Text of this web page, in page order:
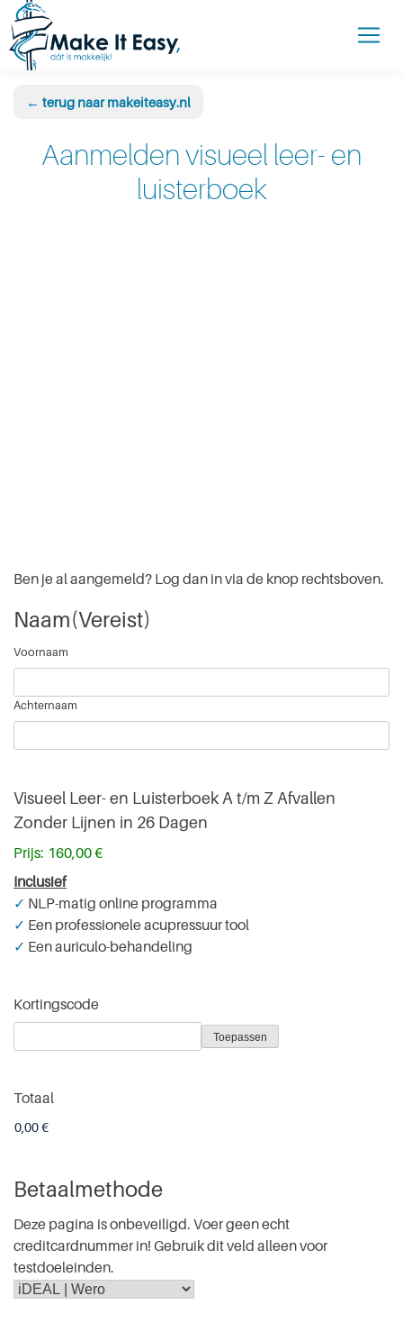
← terug naar makeiteasy.nl
Aanmelden visueel leer- en
luisterboek
Ben je al aangemeld? Log dan in via de knop rechtsboven.
Naam(Vereist)
Voornaam
Achternaam
Visueel Leer- en Luisterboek A t/m Z Afvallen
Zonder Lijnen in 26 Dagen
Prijs:
Inclusief
✓ NLP-matig online programma
✓ Een professionele acupressuur tool
✓ Een auriculo-behandeling
Kortingscode
Totaal
Deze pagina is onbeveiligd. Voer geen echt
creditcardnummer in! Gebruik dit veld alleen voor
testdoeleinden.
Betaalmethode